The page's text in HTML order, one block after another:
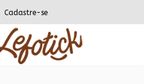
Cadastre-se